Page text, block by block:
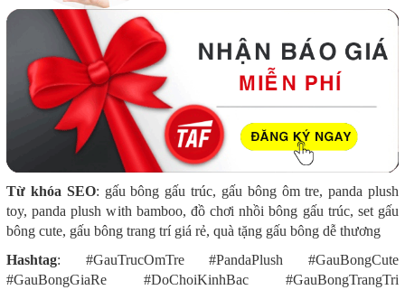
Từ khóa SEO: gấu bông gấu trúc, gấu bông ôm tre, panda plush
toy, panda plush with bamboo, đồ chơi nhồi bông gấu trúc, set gấu
bông cute, gấu bông trang trí giá rẻ, quà tặng gấu bông dễ thương
Hashtag: #GauTrucOmTre #PandaPlush #GauBongCute
#GauBongGiaRe #DoChoiKinhBac #GauBongTrangTri